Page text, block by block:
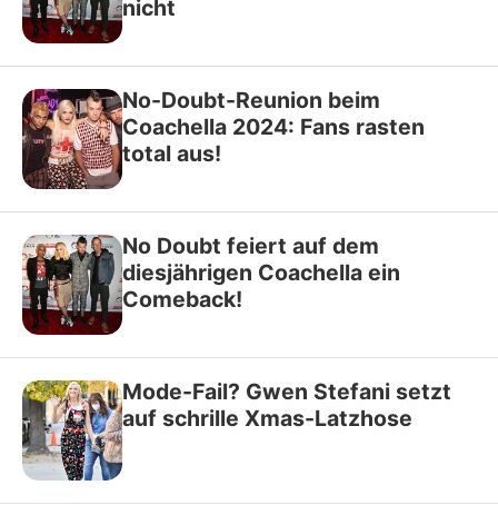
nicht
No-Doubt-Reunion beim
Coachella 2024: Fans rasten
total aus!
No Doubt feiert auf dem
diesjährigen Coachella ein
Comeback!
Mode-Fail? Gwen Stefani setzt
auf schrille Xmas-Latzhose